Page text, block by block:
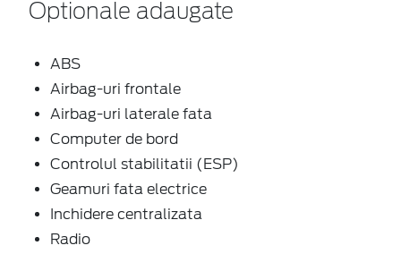
Optionale adaugate
ABS
Airbag-uri frontale
Airbag-uri laterale fata
Computer de bord
Controlul stabilitatii (ESP)
Geamuri fata electrice
Inchidere centralizata
Radio